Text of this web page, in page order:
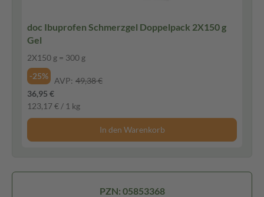
doc Ibuprofen Schmerzgel Doppelpack 2X150 g
Gel
2X150 g = 300 g
-25%
AVP: 49,38 €
36,95 €
123,17 € / 1 kg
In den Warenkorb
PZN: 05853368